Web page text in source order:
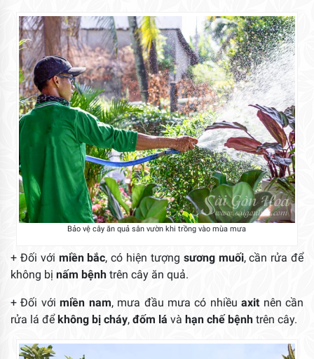
Bảo vệ cây ăn quả sân vườn khi trồng vào mùa mưa
+ Đối với miền bắc, có hiện tượng sương muối, cần rửa để
không bị nấm bệnh trên cây ăn quả.
+ Đối vớimiền nam, mưa đầu mưa có nhiều axitnên cần
rửa lá đểkhông bị cháy, đốm lá và hạn chế bệnh trên cây.